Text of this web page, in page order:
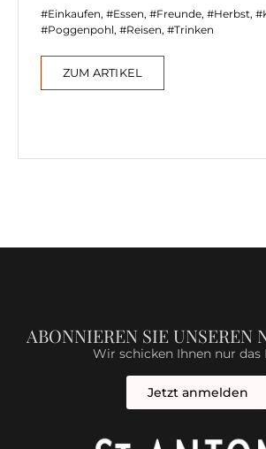
Einkaufen, Essen, Freunde, Herbst,
Poggenpohl, Reisen, Trinken
ZUM ARTIKEL
ABONNIEREN SIE UNSEREN
Wir schicken Ihnen nur das
Jetzt anmelden